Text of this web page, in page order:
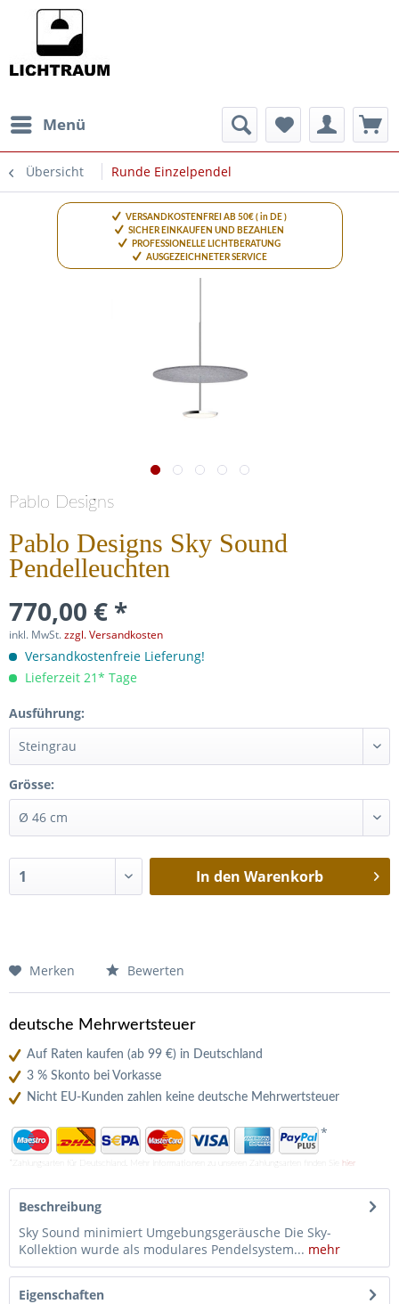
Menü
Übersicht Runde Einzelpendel
VERSANDKOSTENFREI AB 50€ ( in DE )
SICHER EINKAUFEN UND BEZAHLEN
PROFESSIONELLE LICHTBERATUNG
AUSGEZEICHNETER SERVICE
Pablo Designs
Pablo Designs Sky Sound
Pendelleuchten
770,00 € *
inkl. MwSt.zzgl. Versandkosten
Versandkostenfreie Lieferung!
Lieferzeit 21* Tage
Ausführung:
Grösse:
In den Warenkorb
Merken Bewerten
deutsche Mehrwertsteuer
Auf Raten kaufen (ab 99 €) in Deutschland
3 % Skonto bei Vorkasse
Nicht EU-Kunden zahlen keine deutsche Mehrwertsteuer
*
*Zahlungsarten für Deutschland. Mehr Informationen zu unseren Zahlungsarten finden Sie hier
Beschreibung
Sky Sound minimiert Umgebungsgeräusche Die Sky-
Kollektion wurde als modulares Pendelsystem... mehr
Eigenschaften